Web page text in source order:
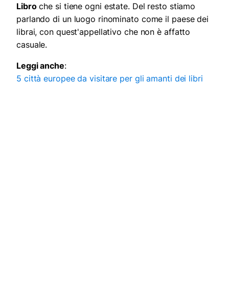
Libroche si tiene ogni estate. Del resto stiamo
parlando di un luogo rinominato come il paese dei
librai, con quest'appellativo che non è affatto
casuale.
Leggi anche:
5 città europee da visitare per gli amanti dei libri